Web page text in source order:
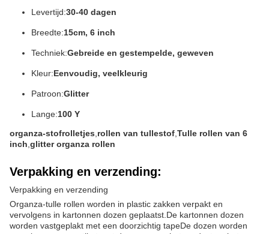
Levertijd:30-40 dagen
Breedte:15cm, 6 inch
Techniek:Gebreide en gestempelde, geweven
Kleur:Eenvoudig, veelkleurig
Patroon:Glitter
Lange:100 Y
organza-stofrolletjes rollen van tullestof Tulle rollen van 6
inch glitter organza rollen
Verpakking en verzending:
Verpakking en verzending
Organza-tulle rollen worden in plastic zakken verpakt en
vervolgens in kartonnen dozen geplaatst.De kartonnen dozen
worden vastgeplakt met een doorzichtig tapeDe dozen worden